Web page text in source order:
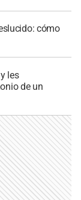
cómo
les
de un